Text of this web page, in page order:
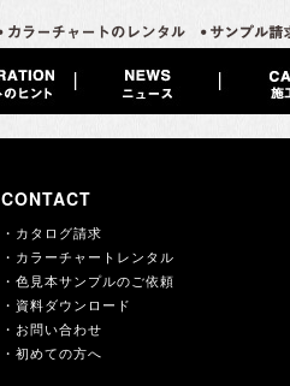
CONTACT
・カタログ請求
・カラーチャートレンタル
・色見本サンプルのご依頼
・資料ダウンロード
・お問い合わせ
・初めての方へ